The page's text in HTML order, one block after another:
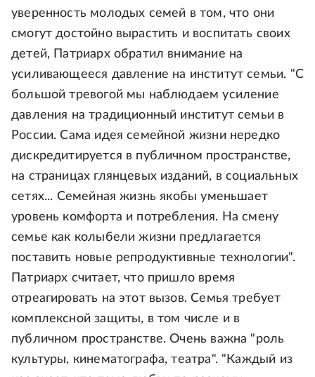
уверенность молодых семей в том, что они
смогут достойно вырастить и воспитать своих
детей, Патриарх обратил внимание на
усиливающееся давление на институт семьи. "С
большой тревогой мы наблюдаем усиление
давления на традиционный институт семьи в
России. Сама идея семейной жизни нередко
дискредитируется в публичном пространстве,
на страницах глянцевых изданий, в социальных
сетях... Семейная жизнь якобы уменьшает
уровень комфорта и потребления. На смену
семье как колыбели жизни предлагается
поставить новые репродуктивные технологии".
Патриарх считает, что пришло время
отреагировать на этот вызов. Семья требует
комплексной защиты, в том числе и в
публичном пространстве. Очень важна "роль
культуры, кинематографа, театра". "Каждый из